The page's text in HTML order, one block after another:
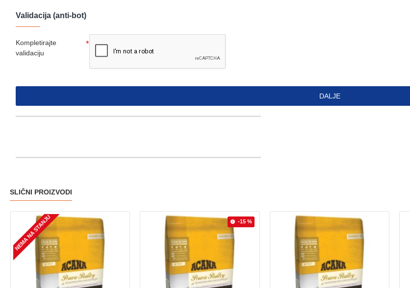
Validacija (anti-bot)
Kompletirajte
validaciju
DALJE
SLIČNI PROIZVODI
NEMA NA STANJU -15 %